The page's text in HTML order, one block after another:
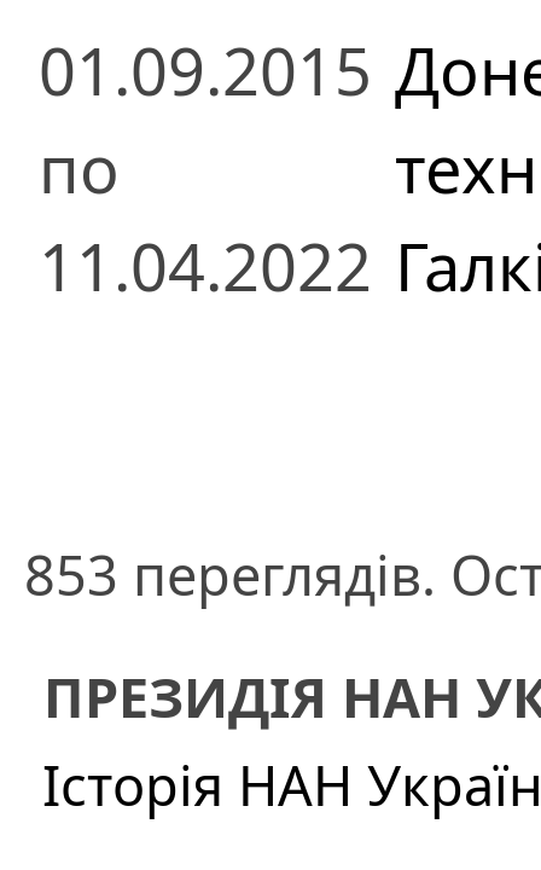
01.09.2015
по
11.04.2022
853 переглядів.
ПРЕЗИДІЯ НАН
Історія НАН